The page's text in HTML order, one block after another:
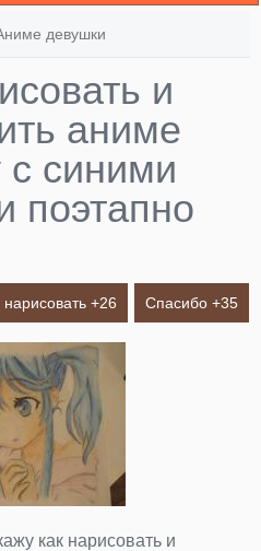
девушки
и
аниме
с синими
поэтапно
нарисовать +26 Спасибо +35
как нарисовать и